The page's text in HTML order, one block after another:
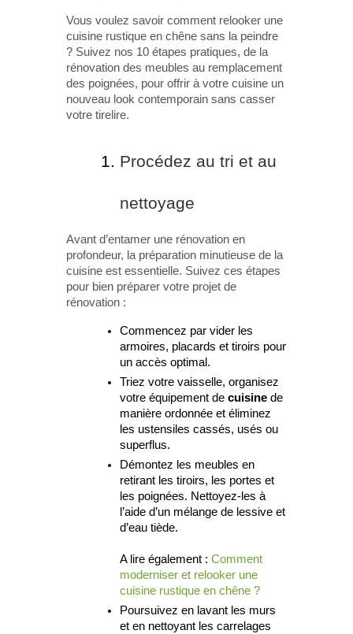
Vous voulez savoir comment relooker une
cuisine rustique en chêne sans la peindre
? Suivez nos 10 étapes pratiques, de la
rénovation des meubles au remplacement
des poignées, pour offrir à votre cuisine un
nouveau look contemporain sans casser
votre tirelire.
Procédez au tri et au
nettoyage
Avant d’entamer une rénovation en
profondeur, la préparation minutieuse de la
cuisine est essentielle. Suivez ces étapes
pour bien préparer votre projet de
rénovation :
Commencez par vider les
armoires, placards et tiroirs pour
un accès optimal.
Triez votre vaisselle, organisez
votre équipement de cuisine de
manière ordonnée et éliminez
les ustensiles cassés, usés ou
superflus.
Démontez les meubles en
retirant les tiroirs, les portes et
les poignées. Nettoyez-les à
l’aide d’un mélange de lessive et
d’eau tiède.
A lire également : Comment
moderniser et relooker une
cuisine rustique en chêne ?
Poursuivez en lavant les murs
et en nettoyant les carrelages